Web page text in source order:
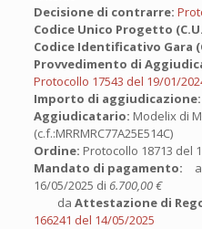
Decisione di contrarre:
Codice Unico Progetto
Codice Identificativo Gara
Provvedimento di
Protocollo 17543 del 19/01/
Importo di aggiudicazione:
Aggiudicatario: Modelix di
(c.f.:MRRMRC77A25E514C)
Ordine: Protocollo 18713 del
Mandato di pagamento: a
16/05/2025 di 6.700,00 €
da Attestazione di
166241 del 14/05/2025